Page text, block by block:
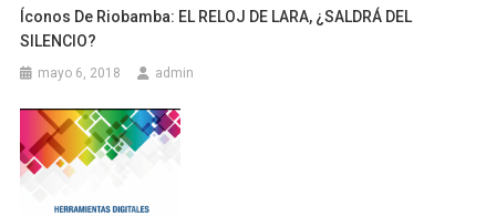
Íconos De Riobamba: EL RELOJ DE LARA, ¿SALDRÁ DEL
SILENCIO?
mayo 6, 2018 admin